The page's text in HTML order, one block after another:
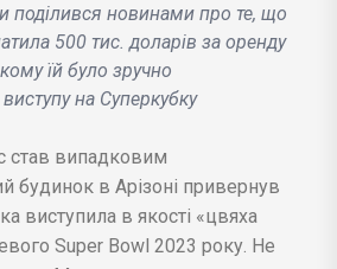
поділився новинами про те, що
500 тис. доларів за оренду
їй було зручно
на Суперкубку
став випадковим
будинок в Арізоні привернув
виступила в якості «цвяха
Super Bowl 2023 року. Не